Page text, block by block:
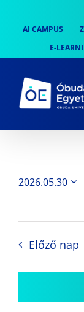
content
AI CAMPUS
E-
2026.05.30
Előző nap